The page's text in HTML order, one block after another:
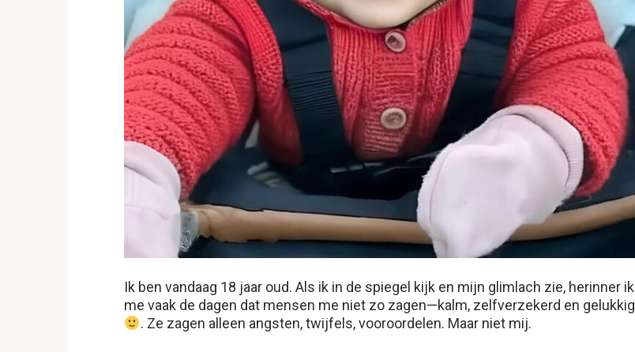
Ik ben vandaag 18 jaar oud. Als ik in de spiegel kijk en mijn glimlach zie, herinner ik
me vaak de dagen dat mensen me niet zo zagen—kalm, zelfverzekerd en gelukkig
. Ze zagen alleen angsten, twijfels, vooroordelen. Maar niet mij.